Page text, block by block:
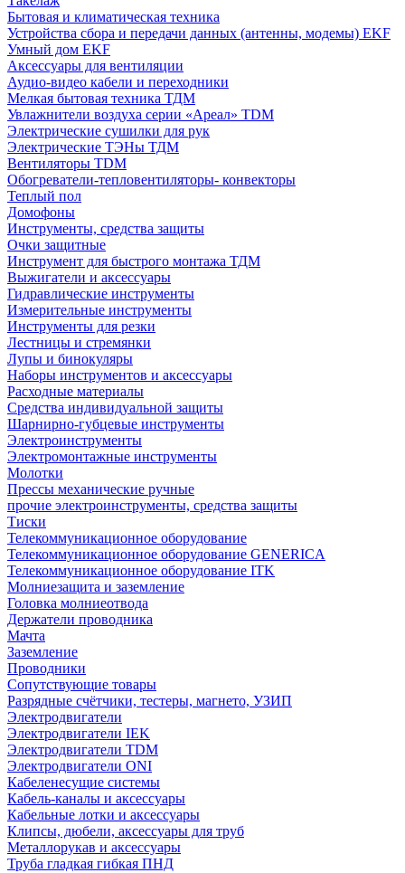
Бытовая и климатическая техника
Устройства сбора и передачи данных (антенны, модемы) EKF
Умный дом EKF
Аксессуары для вентиляции
Аудио-видео кабели и переходники
Мелкая бытовая техника ТДМ
Увлажнители воздуха серии «Ареал» TDM
Электрические сушилки для рук
Электрические ТЭНы ТДМ
Вентиляторы TDM
Обогреватели-тепловентиляторы- конвекторы
Теплый пол
Домофоны
Инструменты, средства защиты
Очки защитные
Инструмент для быстрого монтажа ТДМ
Выжигатели и аксессуары
Гидравлические инструменты
Измерительные инструменты
Инструменты для резки
Лестницы и стремянки
Лупы и бинокуляры
Наборы инструментов и аксессуары
Расходные материалы
Средства индивидуальной защиты
Шарнирно-губцевые инструменты
Электроинструменты
Электромонтажные инструменты
Молотки
Прессы механические ручные
прочие электроинструменты, средства защиты
Тиски
Телекоммуникационное оборудование
Телекоммуникационное оборудование GENERICA
Телекоммуникационное оборудование ITK
Молниезащита и заземление
Головка молниеотвода
Держатели проводника
Мачта
Заземление
Проводники
Сопутствующие товары
Разрядные счётчики, тестеры, магнето, УЗИП
Электродвигатели
Электродвигатели IEK
Электродвигатели TDM
Электродвигатели ONI
Кабеленесущие системы
Кабель-каналы и аксессуары
Кабельные лотки и аксессуары
Клипсы, дюбели, аксессуары для труб
Металлорукав и аксессуары
Труба гладкая гибкая ПНД